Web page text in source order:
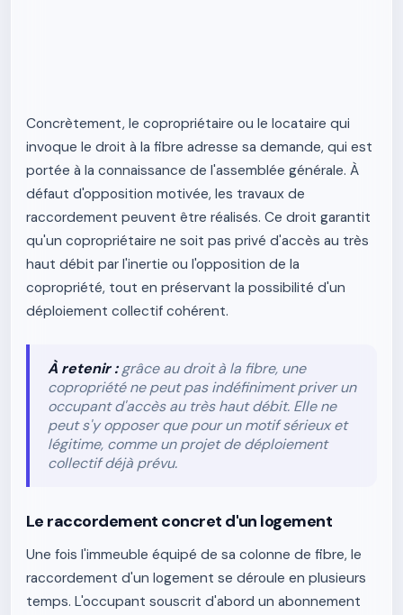
Concrètement, le copropriétaire ou le locataire qui
invoque le droit à la fibre adresse sa demande, qui est
portée à la connaissance de l'assemblée générale. À
défaut d'opposition motivée, les travaux de
raccordement peuvent être réalisés. Ce droit garantit
qu'un copropriétaire ne soit pas privé d'accès au très
haut débit par l'inertie ou l'opposition de la
copropriété, tout en préservant la possibilité d'un
déploiement collectif cohérent.
À retenir :grâce au droit à la fibre, une
copropriété ne peut pas indéfiniment priver un
occupant d'accès au très haut débit. Elle ne
peut s'y opposer que pour un motif sérieux et
légitime, comme un projet de déploiement
collectif déjà prévu.
Le raccordement concret d'un logement
Une fois l'immeuble équipé de sa colonne de fibre, le
raccordement d'un logement se déroule en plusieurs
temps. L'occupant souscrit d'abord un abonnement